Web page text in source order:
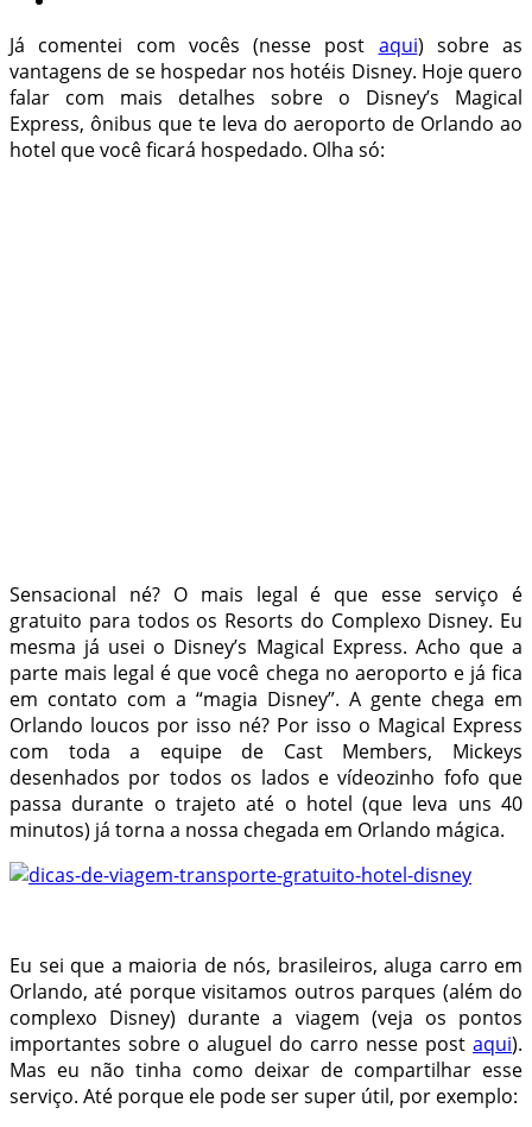
Já comentei com vocês (nesse post aqui) sobre as
vantagens de se hospedar nos hotéis Disney. Hoje quero
falar com mais detalhes sobre o Disney’s Magical
Express, ônibus que te leva do aeroporto de Orlando ao
hotel que você ficará hospedado. Olha só:
Sensacional né? O mais legal é que esse serviço é
gratuito para todos os Resorts do Complexo Disney. Eu
mesma já usei o Disney’s Magical Express. Acho que a
parte mais legal é que você chega no aeroporto e já fica
em contato com a “magia Disney”. A gente chega em
Orlando loucos por isso né? Por isso o Magical Express
com toda a equipe de Cast Members, Mickeys
desenhados por todos os lados e vídeozinho fofo que
passa durante o trajeto até o hotel (que leva uns 40
minutos) já torna a nossa chegada em Orlando mágica.
Eu sei que a maioria de nós, brasileiros, aluga carro em
Orlando, até porque visitamos outros parques (além do
complexo Disney) durante a viagem (veja os pontos
importantes sobre o aluguel do carro nesse post aqui).
Mas eu não tinha como deixar de compartilhar esse
serviço. Até porque ele pode ser super útil, por exemplo: